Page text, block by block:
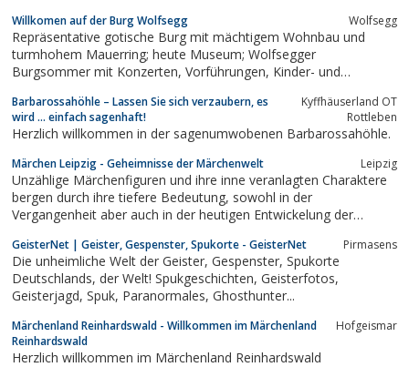
Skulpturen entlang der „Nibelungen- und Siegfried-Strasse“
zwischen Worms und Freudenberg...
Willkomen auf der Burg Wolfsegg Wolfsegg
Repräsentative gotische Burg mit mächtigem Wohnbau und
turmhohem Mauerring; heute Museum; Wolfsegger
Burgsommer mit Konzerten, Vorführungen, Kinder- und
Wolfsegg bietet Heiraten auf der Burg und ein Gespenst
Burggeist Geist als weisse weiße Frau mit Höhle.
Barbarossahöhle – Lassen Sie sich verzaubern, es
wird … einfach sagenhaft!
Kyffhäuserland OT
Rottleben
Herzlich willkommen in der sagenumwobenen Barbarossahöhle.
Märchen Leipzig - Geheimnisse der Märchenwelt Leipzig
Unzählige Märchenfiguren und ihre inne veranlagten Charaktere
bergen durch ihre tiefere Bedeutung, sowohl in der
Vergangenheit aber auch in der heutigen Entwickelung der
wenn diese Charaktere richtig übersetzt und qualifiziert gedeutet
werden und nicht nur nach...
GeisterNet | Geister, Gespenster, Spukorte - GeisterNet Pirmasens
Die unheimliche Welt der Geister, Gespenster, Spukorte
Deutschlands, der Welt! Spukgeschichten, Geisterfotos,
Geisterjagd, Spuk, Paranormales, Ghosthunter...
Märchenland Reinhardswald - Willkommen im Märchenland
Reinhardswald
Hofgeismar
Herzlich willkommen im Märchenland Reinhardswald